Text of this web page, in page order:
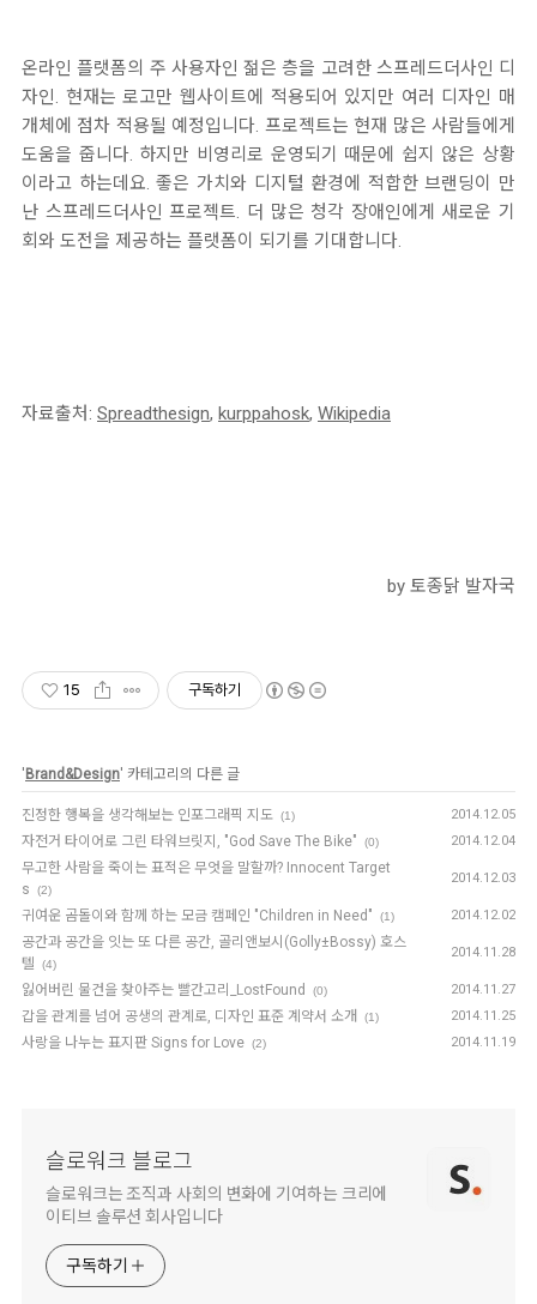
온라인 플랫폼의 주 사용자인 젊은 층을 고려한 스프레드더사인 디
자인. 현재는 로고만 웹사이트에 적용되어 있지만 여러 디자인 매
개체에 점차 적용될 예정입니다. 프로젝트는 현재 많은 사람들에게
도움을 줍니다. 하지만 비영리로 운영되기 때문에 쉽지 않은 상황
이라고 하는데요. 좋은 가치와 디지털 환경에 적합한 브랜딩이 만
난 스프레드더사인 프로젝트. 더 많은 청각 장애인에게 새로운 기
회와 도전을 제공하는 플랫폼이 되기를 기대합니다.
자료출처: Spreadthesign, kurppahosk, Wikipedia
by 토종닭 발자국
15 구독하기
'Brand&Design' 카테고리의 다른 글
진정한 행복을 생각해보는 인포그래픽 지도 (1) 2014.12.05
자전거 타이어로 그린 타워브릿지, "God Save The Bike" (0) 2014.12.04
무고한 사람을 죽이는 표적은 무엇을 말할까? Innocent Target
s
(2)
2014.12.03
귀여운 곰돌이와 함께 하는 모금 캠페인 "Children in Need" (1) 2014.12.02
공간과 공간을 잇는 또 다른 공간, 골리앤보시(Golly±Bossy) 호스
텔
(4)
2014.11.28
잃어버린 물건을 찾아주는 빨간고리_LostFound (0) 2014.11.27
갑을 관계를 넘어 공생의 관계로, 디자인 표준 계약서 소개 (1) 2014.11.25
사랑을 나누는 표지판 Signs for Love (2) 2014.11.19
슬로워크 블로그
슬로워크는 조직과 사회의 변화에 기여하는 크리에
이티브 솔루션 회사입니다
구독하기